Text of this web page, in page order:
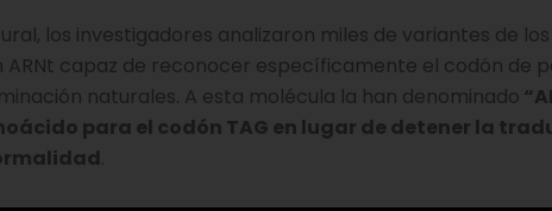
los investigadores analizaron miles de variantes de los
capaz de reconocer específicamente el codón de
naturales. A esta molécula la han denominado
para el codón TAG en lugar de detener la
.